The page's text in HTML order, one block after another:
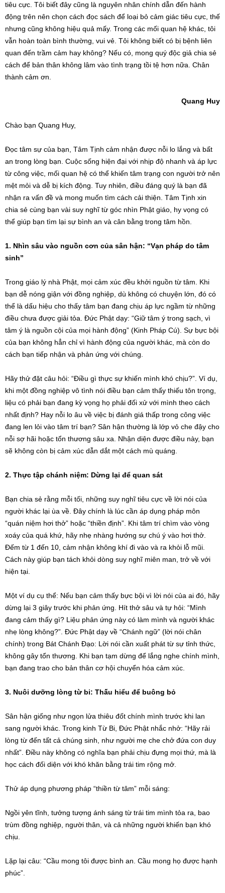
tiêu cực. Tôi biết đây cũng là nguyên nhân chính dẫn đến hành
động trên nên chọn cách đọc sách để loại bỏ cảm giác tiêu cực, thế
nhưng cũng không hiệu quả mấy. Trong các mối quan hệ khác, tôi
vẫn hoàn toàn bình thường, vui vẻ. Tôi không biết có bị bệnh liên
quan đến trầm cảm hay không? Nếu có, mong quý độc giả chia sẻ
cách để bản thân không lâm vào tình trạng tồi tệ hơn nữa. Chân
thành cảm ơn.
Quang Huy
Chào bạn Quang Huy,
Đọc tâm sự của bạn, Tâm Tịnh cảm nhận được nỗi lo lắng và bất
an trong lòng bạn. Cuộc sống hiện đại với nhịp độ nhanh và áp lực
từ công việc, mối quan hệ có thể khiến tâm trạng con người trở nên
mệt mỏi và dễ bị kích động. Tuy nhiên, điều đáng quý là bạn đã
nhận ra vấn đề và mong muốn tìm cách cải thiện. Tâm Tịnh xin
chia sẻ cùng bạn vài suy nghĩ từ góc nhìn Phật giáo, hy vọng có
thể giúp bạn tìm lại sự bình an và cân bằng trong tâm hồn.
1. Nhìn sâu vào nguồn cơn của sân hận: “Vạn pháp do tâm
sinh”
Trong giáo lý nhà Phật, mọi cảm xúc đều khởi nguồn từ tâm. Khi
bạn dễ nóng giận với đồng nghiệp, dù không có chuyện lớn, đó có
thể là dấu hiệu cho thấy tâm bạn đang chịu áp lực ngầm từ những
điều chưa được giải tỏa. Đức Phật dạy: “Giữ tâm ý trong sạch, vì
tâm ý là nguồn cội của mọi hành động” (Kinh Pháp Cú). Sự bực bội
của bạn không hẳn chỉ vì hành động của người khác, mà còn do
cách bạn tiếp nhận và phản ứng với chúng.
Hãy thử đặt câu hỏi: “Điều gì thực sự khiến mình khó chịu?”. Ví dụ,
khi một đồng nghiệp vô tình nói điều bạn cảm thấy thiếu tôn trọng,
liệu có phải bạn đang kỳ vọng họ phải đối xử với mình theo cách
nhất định? Hay nỗi lo âu về việc bị đánh giá thấp trong công việc
đang len lỏi vào tâm trí bạn? Sân hận thường là lớp vỏ che đậy cho
nỗi sợ hãi hoặc tổn thương sâu xa. Nhận diện được điều này, bạn
sẽ không còn bị cảm xúc dẫn dắt một cách mù quáng.
2. Thực tập chánh niệm: Dừng lại để quan sát
Bạn chia sẻ rằng mỗi tối, những suy nghĩ tiêu cực về lời nói của
người khác lại ùa về. Đây chính là lúc cần áp dụng pháp môn
“quán niệm hơi thở” hoặc “thiền định”. Khi tâm trí chìm vào vòng
xoáy của quá khứ, hãy nhẹ nhàng hướng sự chú ý vào hơi thở.
Đếm từ 1 đến 10, cảm nhận không khí đi vào và ra khỏi lỗ mũi.
Cách này giúp bạn tách khỏi dòng suy nghĩ miên man, trở về với
hiện tại.
Một ví dụ cụ thể: Nếu bạn cảm thấy bực bội vì lời nói của ai đó, hãy
dừng lại 3 giây trước khi phản ứng. Hít thở sâu và tự hỏi: “Mình
đang cảm thấy gì? Liệu phản ứng này có làm mình và người khác
nhẹ lòng không?”. Đức Phật dạy về “Chánh ngữ” (lời nói chân
chính) trong Bát Chánh Đạo: Lời nói cần xuất phát từ sự tỉnh thức,
không gây tổn thương. Khi bạn tạm dừng để lắng nghe chính mình,
bạn đang trao cho bản thân cơ hội chuyển hóa cảm xúc.
3. Nuôi dưỡng lòng từ bi: Thấu hiểu để buông bỏ
Sân hận giống như ngọn lửa thiêu đốt chính mình trước khi lan
sang người khác. Trong kinh Từ Bi, Đức Phật nhắc nhở: “Hãy rải
lòng từ đến tất cả chúng sinh, như người mẹ che chở đứa con duy
nhất”. Điều này không có nghĩa bạn phải chịu đựng mọi thứ, mà là
học cách đối diện với khó khăn bằng trái tim rộng mở.
Thử áp dụng phương pháp “thiền từ tâm” mỗi sáng:
Ngồi yên tĩnh, tưởng tượng ánh sáng từ trái tim mình tỏa ra, bao
trùm đồng nghiệp, người thân, và cả những người khiến bạn khó
chịu.
Lặp lại câu: “Cầu mong tôi được bình an. Cầu mong họ được hạnh
phúc”.